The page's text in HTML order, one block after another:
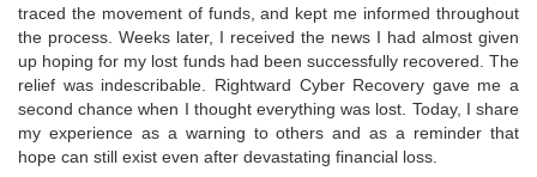
traced the movement of funds, and kept me informed throughout
the process. Weeks later, I received the news I had almost given
up hoping for my lost funds had been successfully recovered. The
relief was indescribable. Rightward Cyber Recovery gave me a
second chance when I thought everything was lost. Today, I share
my experience as a warning to others and as a reminder that
hope can still exist even after devastating financial loss.